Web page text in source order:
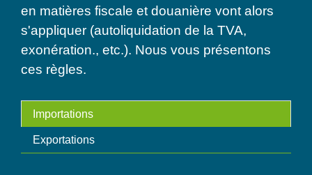
en matières fiscale et douanière vont alors
s'appliquer (autoliquidation de la TVA,
exonération., etc.). Nous vous présentons
ces règles.
Importations
Exportations